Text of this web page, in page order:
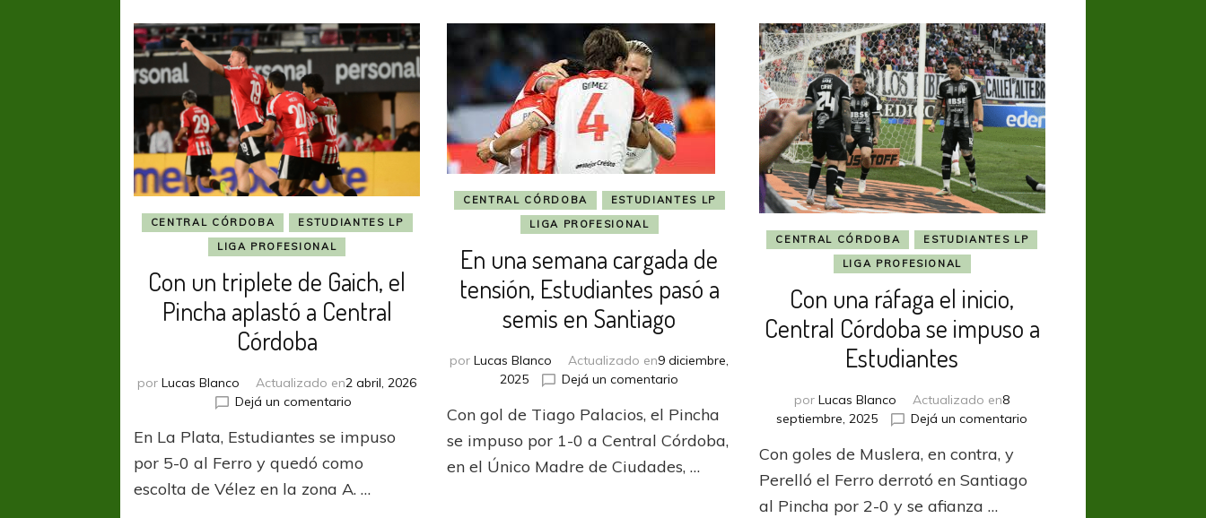
CENTRAL CÓRDOBA
ESTUDIANTES LP
LIGA PROFESIONAL
Con un triplete de Gaich, el
Pincha aplastó a Central
Córdoba
porLucas Blanco Actualizado en2 abril, 2026
Dejá un comentario
un
triplete
Gaich,
En La Plata, Estudiantes se impuso
por 5-0 al Ferro y quedó como
escolta de Vélez en la zona A. …
CENTRAL CÓRDOBA
ESTUDIANTES LP
LIGA PROFESIONAL
En una semana cargada de
tensión, Estudiantes pasó a
semis en Santiago
porLucas Blanco Actualizado en9 diciembre,
2025
Dejá un comentario
una
semana
cargada
de
Con gol de Tiago Palacios, el Pincha
se impuso por 1-0 a Central Córdoba,
en el Único Madre de Ciudades, …
CENTRAL CÓRDOBA
ESTUDIANTES LP
LIGA PROFESIONAL
Con una ráfaga el inicio,
Central Córdoba se impuso a
Estudiantes
porLucas Blanco Actualizado en8
septiembre, 2025
Dejá un comentario
Con goles de Muslera, en contra, y
Perelló el Ferro derrotó en Santiago
al Pincha por 2-0 y se afianza …